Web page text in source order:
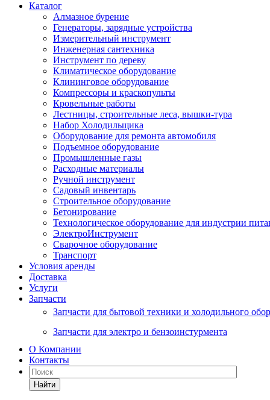
Каталог
Алмазное бурение
Генераторы, зарядные устройства
Измерительный инструмент
Инженерная сантехника
Инструмент по дереву
Климатическое оборудование
Клининговое оборудование
Компрессоры и краскопульты
Кровельные работы
Лестницы, строительные леса, вышки-тура
Набор Холодильщика
Оборудование для ремонта автомобиля
Подъемное оборудование
Промышленные газы
Расходные материалы
Ручной инструмент
Садовый инвентарь
Строительное оборудование
Бетонирование
Технологическое оборудование для индустрии
ЭлектроИнструмент
Сварочное оборудование
Транспорт
Условия аренды
Доставка
Услуги
Запчасти
Запчасти для бытовой техники и холодильного
Запчасти для электро и бензоинстурмента
О Компании
Контакты
Найти